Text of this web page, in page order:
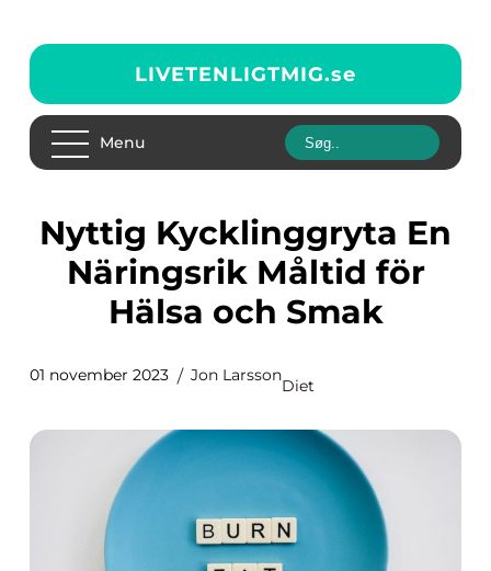
LIVETENLIGTMIG.se
Menu
Nyttig Kycklinggryta En
Näringsrik Måltid för
Hälsa och Smak
01 november 2023 Jon Larsson
Diet